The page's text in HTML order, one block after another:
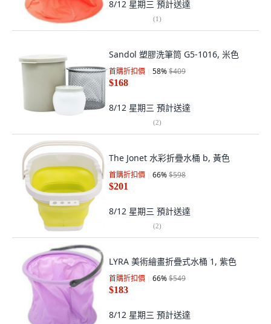
8/12 星期三 預計送達
(1)
Sandol 塑膠洗筆筒 G5-1016, 米色
首購折扣價 58%$409
$168
8/12 星期三 預計送達
(2)
The Jonet 水彩折疊水桶 b, 黃色
首購折扣價 66%$598
$201
8/12 星期三 預計送達
(2)
LYRA 美術繪畫折疊式水桶 1, 紫色
首購折扣價 66%$549
$183
8/12 星期三 預計送達